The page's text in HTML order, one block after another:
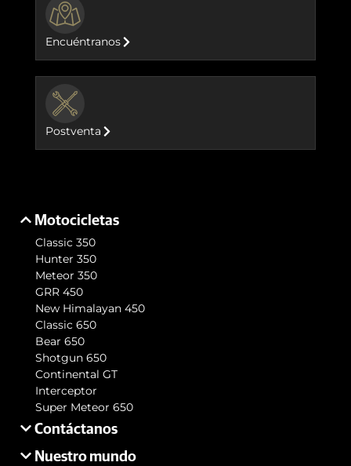
Encuéntranos
Postventa
Motocicletas
Classic 350
Hunter 350
Meteor 350
GRR 450
New Himalayan 450
Classic 650
Bear 650
Shotgun 650
Continental GT
Interceptor
Super Meteor 650
Contáctanos
Nuestro mundo